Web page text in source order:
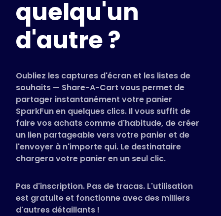
Magasins pris en charge
FAQ
Guides d'utilisation
Français (French)
quelqu'un
d'autre ?
Oubliez les captures d'écran et les listes de
souhaits — Share-A-Cart vous permet de
partager instantanément votre panier
SparkFun en quelques clics. Il vous suffit de
faire vos achats comme d'habitude, de créer
un lien partageable vers votre panier et de
l'envoyer à n'importe qui. Le destinataire
chargera votre panier en un seul clic.
Pas d'inscription. Pas de tracas. L'utilisation
est gratuite et fonctionne avec des milliers
d'autres détaillants !